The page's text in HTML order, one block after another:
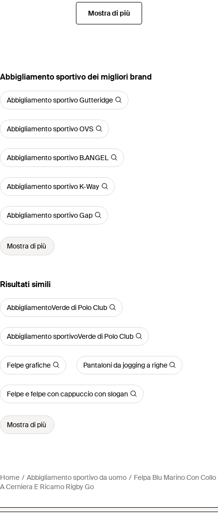
Mostra di più
‪Abbigliamento sportivo‬ dei migliori brand
Abbigliamento sportivo Gutteridge
Abbigliamento sportivo OVS
Abbigliamento sportivo B.ANGEL
Abbigliamento sportivo K-Way
Abbigliamento sportivo Gap
Mostra di più
Risultati simili
AbbigliamentoVerde di Polo Club
Abbigliamento sportivoVerde di Polo Club
Felpe grafiche Pantaloni da jogging a righe
Felpe e felpe con cappuccio con slogan
Mostra di più
Home Abbigliamento sportivo da uomo
Felpa Blu Marino Con Collo
A Cerniera E Ricamo Rigby Go